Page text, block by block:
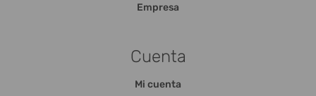
Empresa
Cuenta
Mi cuenta